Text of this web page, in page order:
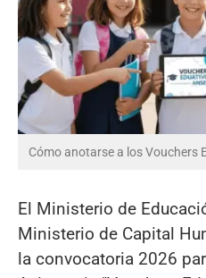
Cómo anotarse a los Vouchers
El Ministerio de
Ministerio de Capital
la convocatoria 2026